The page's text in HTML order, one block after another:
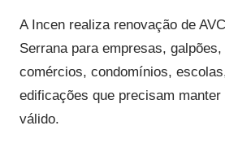
A Incen realiza renovação de
Serrana para empresas,
comércios, condomínios,
edificações que precisam manter
válido.